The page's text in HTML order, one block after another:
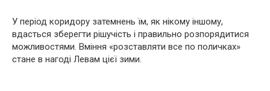
У період коридору затемнень їм, як нікому іншому,
вдасться зберегти рішучість і правильно розпорядитися
можливостями. Вміння «розставляти все по поличках»
стане в нагоді Левам цієї зими.